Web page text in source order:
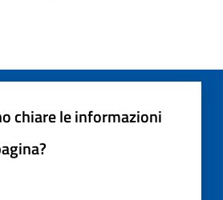
chiare le informazioni